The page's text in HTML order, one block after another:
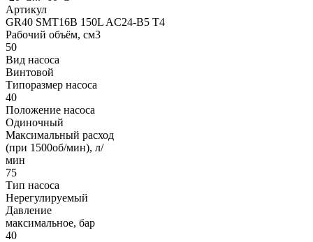
Артикул
GR40 SMT16B 150L AC24-B5 T4
Рабочий объём, см3
50
Вид насоса
Винтовой
Типоразмер насоса
40
Положение насоса
Одиночный
Максимальный расход
(при 1500об/мин), л/
мин
75
Тип насоса
Нерегулируемый
Давление
максимальное, бар
40